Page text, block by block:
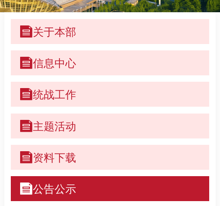
关于本部
信息中心
统战工作
主题活动
资料下载
公告公示